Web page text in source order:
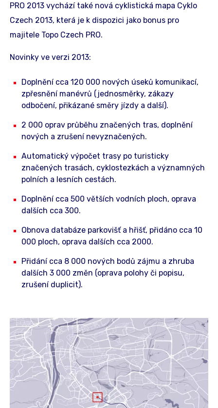
PRO 2013 vychází také nová cyklistická mapa Cyklo
Czech 2013, která je k dispozici jako bonus pro
majitele Topo Czech PRO.
Novinky ve verzi 2013:
Doplnění cca 120 000 nových úseků komunikací,
zpřesnění manévrů (jednosměrky, zákazy
odbočení, přikázané směry jízdy a další).
2 000 oprav průběhu značených tras, doplnění
nových a zrušení nevyznačených.
Automatický výpočet trasy po turisticky
značených trasách, cyklostezkách a významných
polních a lesních cestách.
Doplnění cca 500 větších vodních ploch, oprava
dalších cca 300.
Obnova databáze parkovišť a hřišť, přidáno cca 10
000 ploch, oprava dalších cca 2000.
Přidání cca 8 000 nových bodů zájmu a zhruba
dalších 3 000 změn (oprava polohy či popisu,
zrušení duplicit).